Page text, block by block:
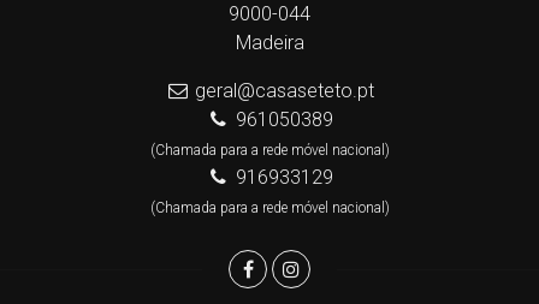
9000-044
Madeira
geral@casaseteto.pt
961050389
(Chamada para a rede móvel nacional)
916933129
(Chamada para a rede móvel nacional)